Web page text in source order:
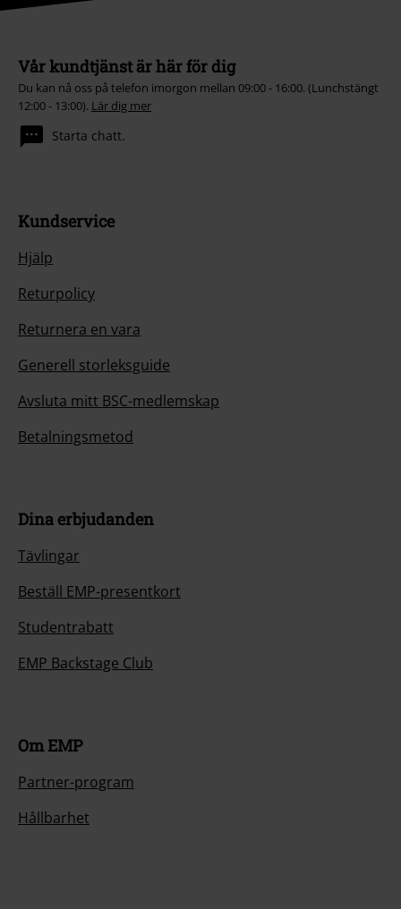
Vår kundtjänst är här för dig
Du kan nå oss på telefon imorgon mellan 09:00 - 16:00. (Lunchstängt
12:00 - 13:00). Lär dig mer
Starta chatt.
Kundservice
Hjälp
Returpolicy
Returnera en vara
Generell storleksguide
Avsluta mitt BSC-medlemskap
Betalningsmetod
Dina erbjudanden
Tävlingar
Beställ EMP-presentkort
Studentrabatt
EMP Backstage Club
Om EMP
Partner-program
Hållbarhet